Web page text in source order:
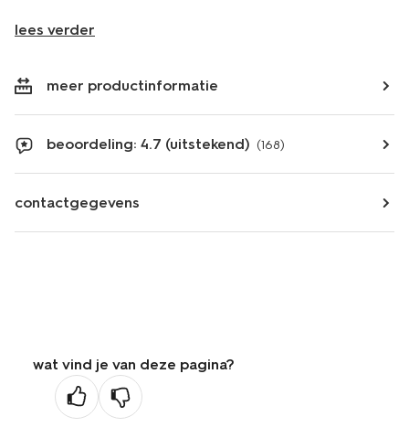
lees verder
meer productinformatie
beoordeling: 4.7 (uitstekend) (168)
contactgegevens
wat vind je van deze pagina?